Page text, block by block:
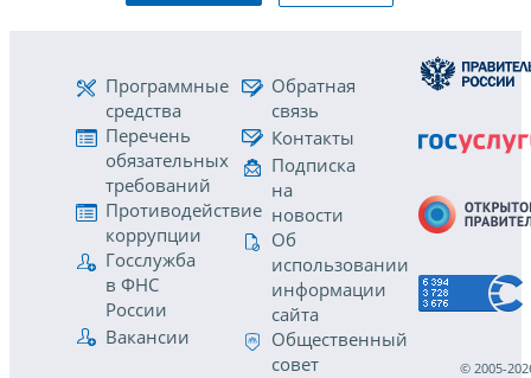
Программные
средства
Перечень
обязательных
требований
Противодействие
коррупции
Госслужба
в ФНС
России
Вакансии
Обратная
связь
Контакты
Подписка
на
новости
Об
использовании
информации
сайта
Общественный
совет
© 2005-